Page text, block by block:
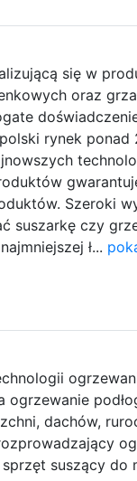
się w
oraz
rynek ponad
Szeroki
suszarkę czy
ł...
dachów,
suszący do